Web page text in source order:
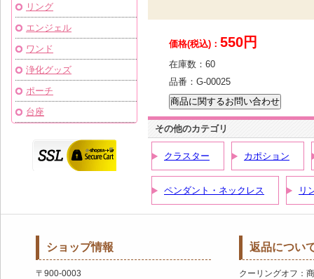
価格(税込)： 550円
在庫数： 60
品番： G-00025
その他のカテゴリ
クラスター カポション
ペンダント・ネックレス リ
リング
エンジェル
ワンド
浄化グッズ
ポーチ
台座
ショップ情報
〒900-0003
返品につい
クーリングオフ：